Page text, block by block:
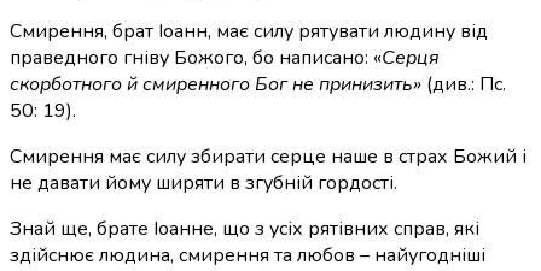
Смирення, брат Іоанн, має силу рятувати людину від
праведного гніву Божого, бо написано: «Серця
скорботного й смиренного Бог не принизить» (див.: Пс.
50: 19).
Смирення має силу збирати серце наше в страх Божий і
не давати йому ширяти в згубній гордості.
Знай ще, брате Іоанне, що з усіх рятівних справ, які
здійснює людина, смирення та любов – найугодніші